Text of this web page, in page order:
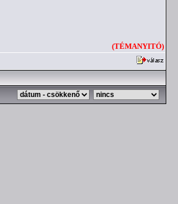
(TÉMANYITÓ)